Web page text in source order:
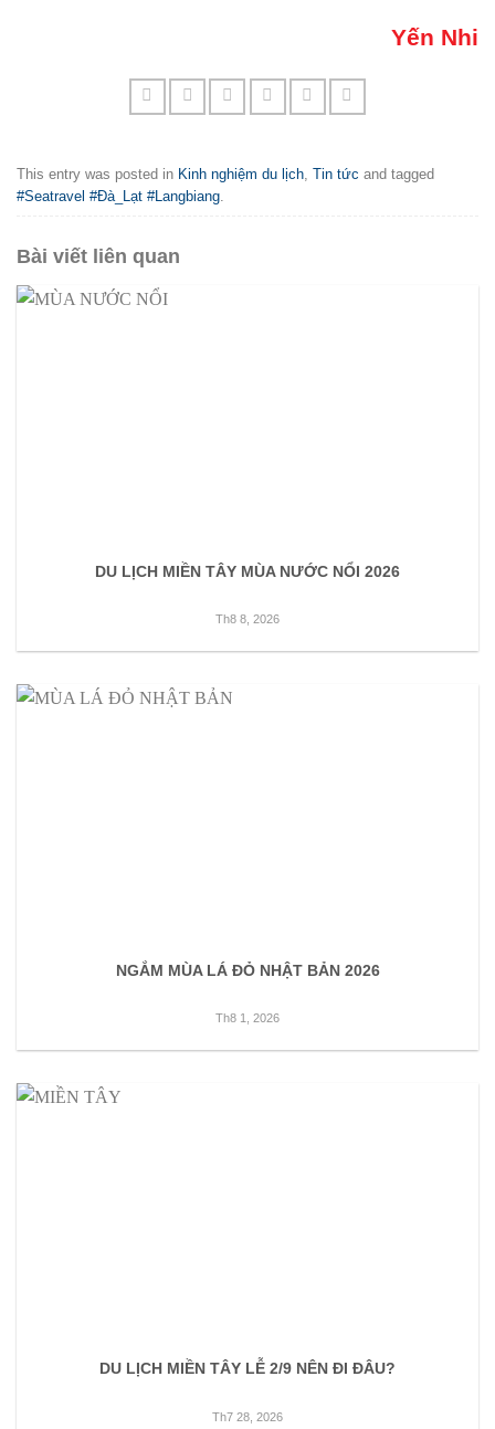
Yến Nhi
This entry was posted in Kinh nghiệm du lịch Tin tức and tagged
#Seatravel #Đà_Lạt #Langbiang
Bài viết liên quan
DU LỊCH MIỀN TÂY MÙA NƯỚC NỔI 2026
Th8 8, 2026
NGẮM MÙA LÁ ĐỎ NHẬT BẢN 2026
Th8 1, 2026
DU LỊCH MIỀN TÂY LỄ 2/9 NÊN ĐI ĐÂU?
Th7 28, 2026